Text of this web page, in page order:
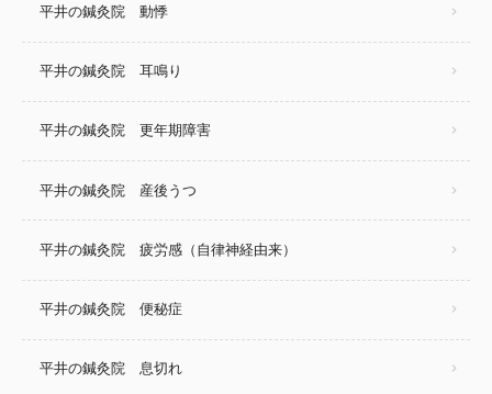
平井の鍼灸院 動悸
平井の鍼灸院 耳鳴り
平井の鍼灸院 更年期障害
平井の鍼灸院 産後うつ
平井の鍼灸院 疲労感（自律神経由来）
平井の鍼灸院 便秘症
平井の鍼灸院 息切れ